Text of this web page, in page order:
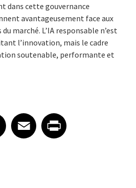
dans cette gouvernance
avantageusement face aux
marché. L’IA responsable n’est
l’innovation, mais le cadre
soutenable, performante et
on Facebook
Facebook
Share article on Email
EmailShare article on Print